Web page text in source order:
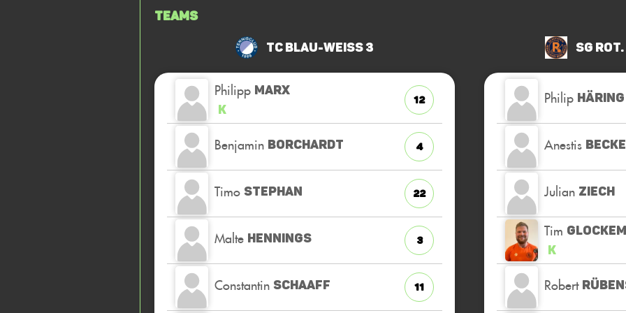
Teams
TC Blau-Weiss 3
Philipp MARX
K
12
Benjamin BORCHARDT 4
Timo STEPHAN 22
Malte HENNINGS 3
Constantin SCHAAFF 11
SG
Philip HÄRING
Anestis
Julian ZIECH
Tim
K
Robert